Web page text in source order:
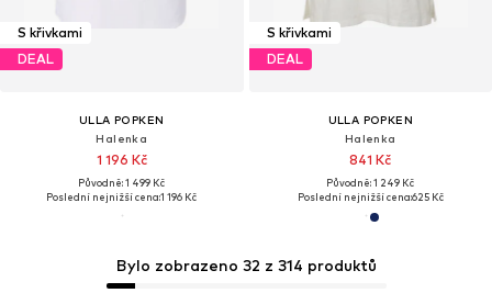
S křivkami
DEAL
ULLA POPKEN
Halenka
1 196 Kč
Původně: 1 499 Kč
Poslední nejnižší cena:1 196 Kč
Bylo zobrazeno 32 z 314 produktů
S křivkami
DEAL
ULLA POPKEN
Halenka
841 Kč
Původně: 1 249 Kč
Poslední nejnižší cena:625 Kč